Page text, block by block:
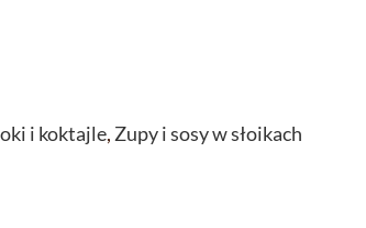
i koktajle, Zupy i sosy w słoikach